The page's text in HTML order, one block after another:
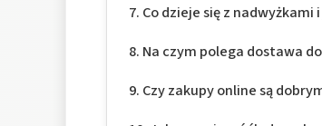
Co dzieje się z nadwyżkami
Na czym polega dostawa
Czy zakupy online są